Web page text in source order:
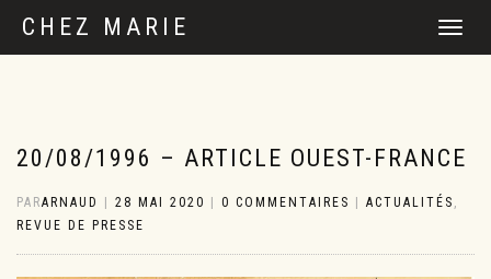
CHEZ MARIE
DÉPLIER
20/08/1996 – ARTICLE OUEST-FRANCE
PARARNAUD 28 MAI 2020 0 COMMENTAIRES ACTUALITÉS ,
REVUE DE PRESSE